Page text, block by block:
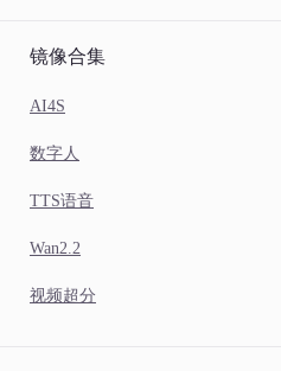
镜像合集
AI4S
数字人
TTS语音
Wan2.2
视频超分